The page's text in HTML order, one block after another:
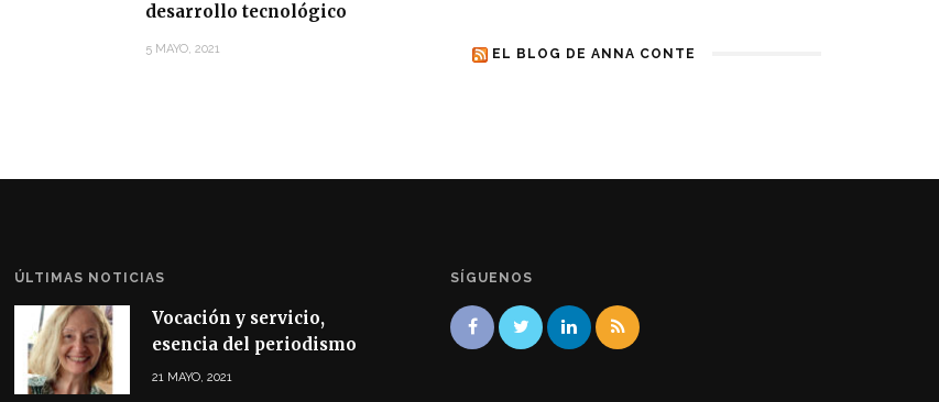
desarrollo tecnológico
5 MAYO, 2021 EL BLOG DE ANNA CONTE
ÚLTIMAS NOTICIAS
Vocación y servicio,
esencia del periodismo
21 MAYO, 2021
SÍGUENOS